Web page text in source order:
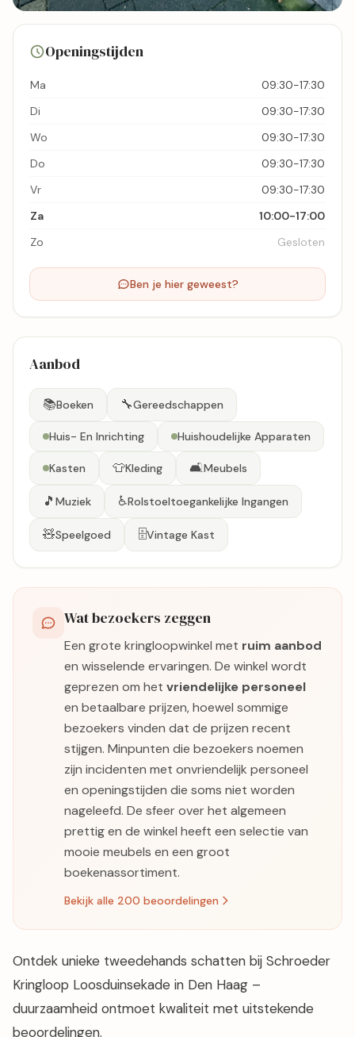
Bekijk kaart
Openingstijden
Ma
09:30-17:30
Di
09:30-17:30
Wo
09:30-17:30
Do
09:30-17:30
Vr
09:30-17:30
Za
10:00-17:00
Zo
Gesloten
Ben je hier geweest?
Aanbod
📚Boeken 🔧Gereedschappen
Huis- En Inrichting Huishoudelijke Apparaten
Kasten 👕Kleding 🛋️Meubels
🎵 Muziek ♿Rolstoeltoegankelijke Ingangen
🧸Speelgoed 🗄️Vintage Kast
Wat bezoekers zeggen
Een grote kringloopwinkel met ruim aanbod
en wisselende ervaringen. De winkel wordt
geprezen om het vriendelijke personeel
en betaalbare prijzen, hoewel sommige
bezoekers vinden dat de prijzen recent
stijgen. Minpunten die bezoekers noemen
zijn incidenten met onvriendelijk personeel
en openingstijden die soms niet worden
nageleefd. De sfeer over het algemeen
prettig en de winkel heeft een selectie van
mooie meubels en een groot
boekenassortiment.
Bekijk alle 200 beoordelingen
Ontdek unieke tweedehands schatten bij Schroeder
Kringloop Loosduinsekade in Den Haag –
duurzaamheid ontmoet kwaliteit met uitstekende
beoordelingen.